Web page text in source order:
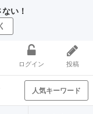
い！
ログイン 投稿
人気キーワード